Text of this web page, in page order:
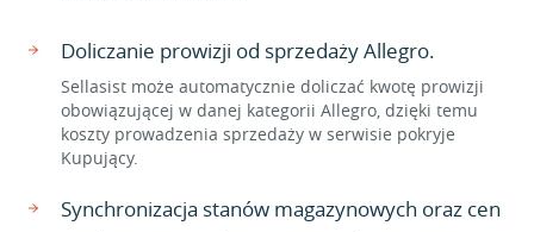
Doliczanie prowizji od sprzedaży Allegro.
Sellasist może automatycznie doliczać kwotę prowizji
obowiązującej w danej kategorii Allegro, dzięki temu
koszty prowadzenia sprzedaży w serwisie pokryje
Kupujący.
Synchronizacja stanów magazynowych oraz cen